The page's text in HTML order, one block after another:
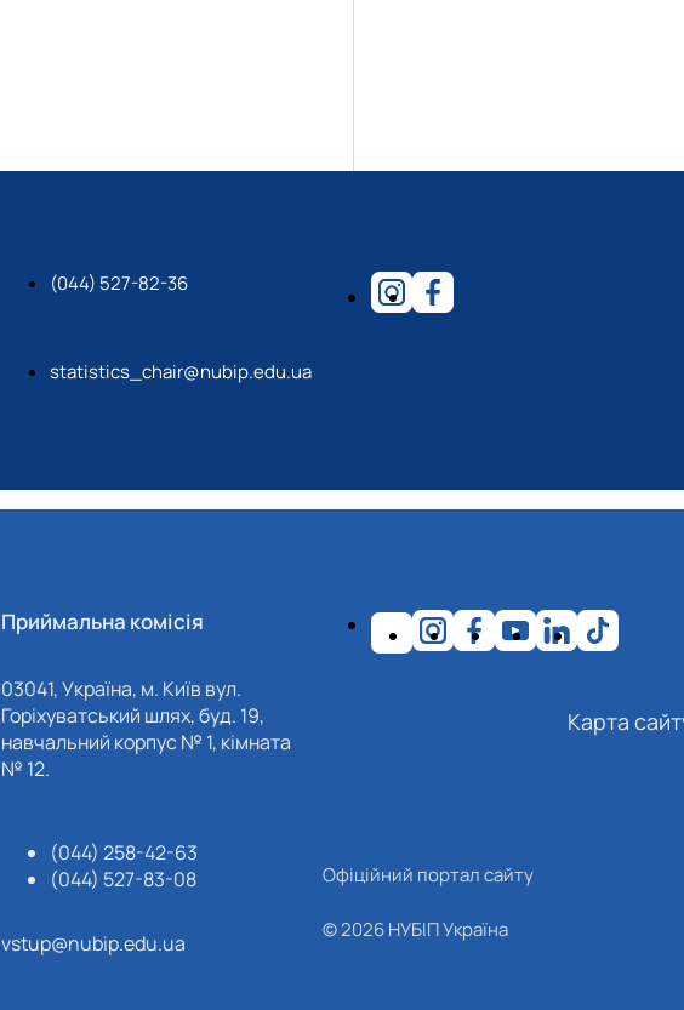
(044) 527-82-36
statistics_chair@nubip.edu.ua
Приймальна комісія
03041, Україна, м. Київ вул.
Горіхуватський шлях, буд. 19,
навчальний корпус № 1, кімната
№ 12.
(044) 258-42-63
(044) 527-83-08
vstup@nubip.edu.ua
Карта
Офіційний портал сайту
© 2026 НУБІП Україна